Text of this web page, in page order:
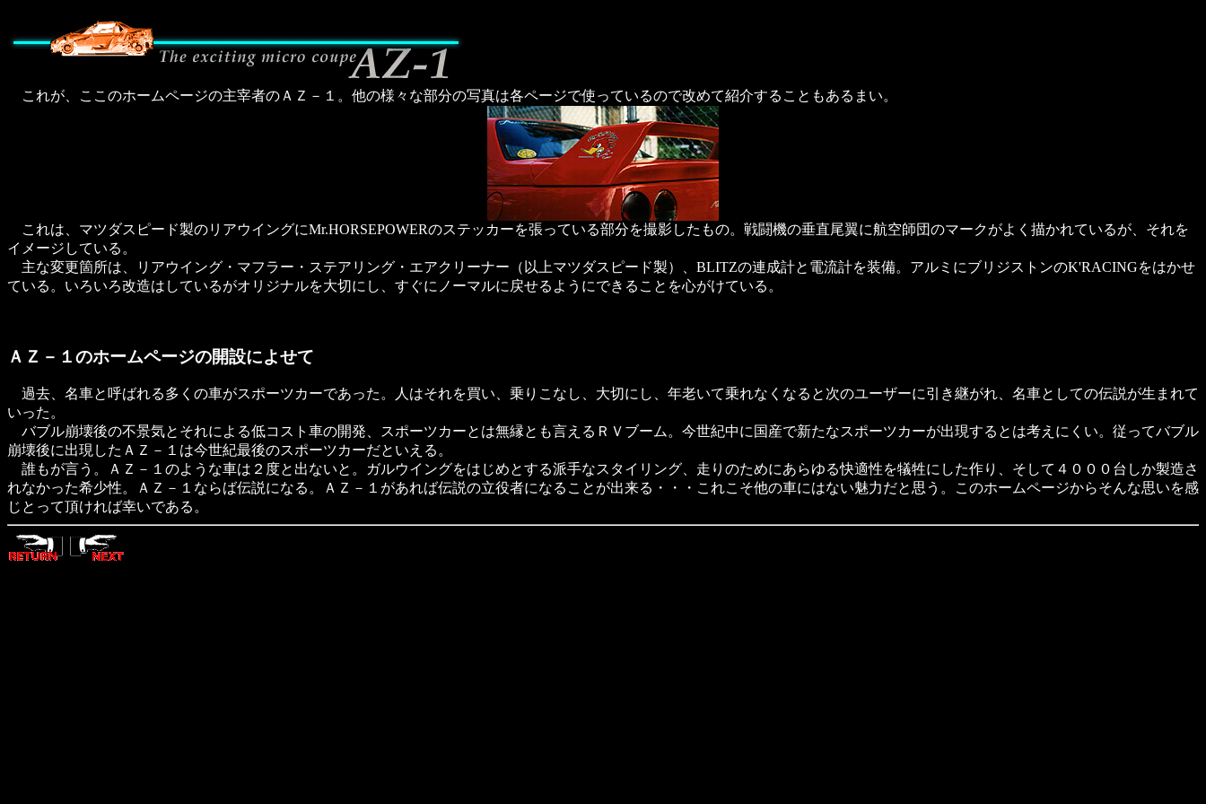
これが、ここのホームページの主宰者のＡＺ－１。他の様々な部分の写真は各ページで使っているので改めて紹介することもあるまい。
これは、マツダスピード製のリアウイングにMr.HORSEPOWERのステッカーを張っている部分を撮影したもの。戦闘機の垂直尾翼に航空師団のマークがよく描かれているが、それを
イメージしている。
主な変更箇所は、リアウイング・マフラー・ステアリング・エアクリーナー（以上マツダスピード製）、BLITZの連成計と電流計を装備。アルミにブリジストンのK'RACINGをはかせ
ている。いろいろ改造はしているがオリジナルを大切にし、すぐにノーマルに戻せるようにできることを心がけている。
ＡＺ－１のホームページの開設によせて
過去、名車と呼ばれる多くの車がスポーツカーであった。人はそれを買い、乗りこなし、大切にし、年老いて乗れなくなると次のユーザーに引き継がれ、名車としての伝説が生まれて
いった。
バブル崩壊後の不景気とそれによる低コスト車の開発、スポーツカーとは無縁とも言えるＲＶブーム。今世紀中に国産で新たなスポーツカーが出現するとは考えにくい。従ってバブル
崩壊後に出現したＡＺ－１は今世紀最後のスポーツカーだといえる。
誰もが言う。ＡＺ－１のような車は２度と出ないと。ガルウイングをはじめとする派手なスタイリング、走りのためにあらゆる快適性を犠牲にした作り、そして４０００台しか製造さ
れなかった希少性。ＡＺ－１ならば伝説になる。ＡＺ－１があれば伝説の立役者になることが出来る・・・これこそ他の車にはない魅力だと思う。このホームページからそんな思いを感
じとって頂ければ幸いである。